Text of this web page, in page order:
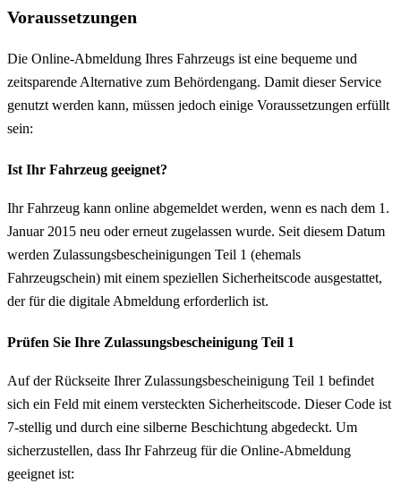
Voraussetzungen
Die Online-Abmeldung Ihres Fahrzeugs ist eine bequeme und
zeitsparende Alternative zum Behördengang. Damit dieser Service
genutzt werden kann, müssen jedoch einige Voraussetzungen erfüllt
sein:
Ist Ihr Fahrzeug geeignet?
Ihr Fahrzeug kann online abgemeldet werden, wenn es nach dem 1.
Januar 2015 neu oder erneut zugelassen wurde. Seit diesem Datum
werden Zulassungsbescheinigungen Teil 1 (ehemals
Fahrzeugschein) mit einem speziellen Sicherheitscode ausgestattet,
der für die digitale Abmeldung erforderlich ist.
Prüfen Sie Ihre Zulassungsbescheinigung Teil 1
Auf der Rückseite Ihrer Zulassungsbescheinigung Teil 1 befindet
sich ein Feld mit einem versteckten Sicherheitscode. Dieser Code ist
7-stellig und durch eine silberne Beschichtung abgedeckt. Um
sicherzustellen, dass Ihr Fahrzeug für die Online-Abmeldung
geeignet ist: